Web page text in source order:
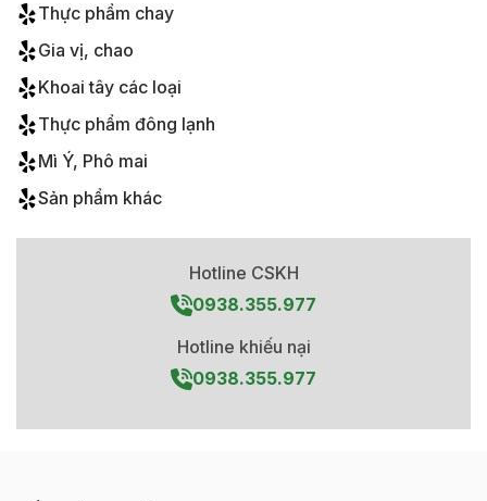
Thực phẩm chay
Gia vị, chao
Khoai tây các loại
Thực phẩm đông lạnh
Mì Ý, Phô mai
Sản phẩm khác
Hotline CSKH
0938.355.977
Hotline khiếu nại
0938.355.977